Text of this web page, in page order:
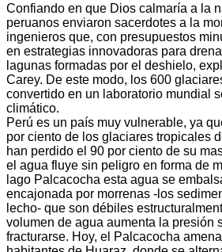
Confiando en que Dios calmaría a la
peruanos enviaron sacerdotes a la
ingenieros que, con presupuestos
en estrategias innovadoras para
lagunas formadas por el deshielo,
Carey. De este modo, los 600
convertido en un laboratorio mundial
climático.
Perú es un país muy vulnerable, ya
por ciento de los glaciares tropicales
han perdido el 90 por ciento de su
el agua fluye sin peligro en forma de
lago Palcacocha esta agua se
encajonada por morrenas -los
lecho- que son débiles
volumen de agua aumenta la presión
fracturarse. Hoy, el Palcacocha